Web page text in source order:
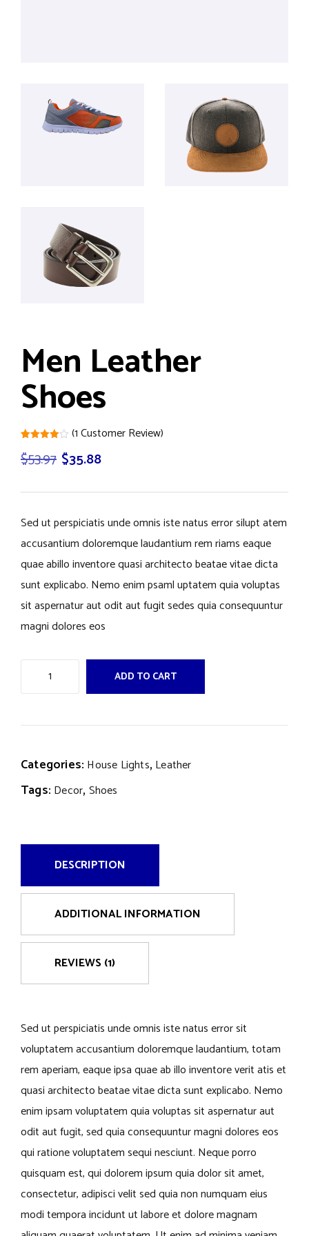
Men Leather
Shoes
4.00out
of 5
customer
(1Customer Review)
$53.97 $35.88
Sed ut perspiciatis unde omnis iste natus error silupt atem
accusantium doloremque laudantium rem riams eaque
quae abillo inventore quasi architecto beatae vitae dicta
sunt explicabo. Nemo enim psaml uptatem quia voluptas
sit aspernatur aut odit aut fugit sedes quia consequuntur
magni dolores eos
ADD TO CART
Categories: House Lights, Leather
Tags: Decor, Shoes
DESCRIPTION
ADDITIONAL INFORMATION
REVIEWS (1)
Sed ut perspiciatis unde omnis iste natus error sit
voluptatem accusantium doloremque laudantium, totam
rem aperiam, eaque ipsa quae ab illo inventore verit atis et
quasi architecto beatae vitae dicta sunt explicabo. Nemo
enim ipsam voluptatem quia voluptas sit aspernatur aut
odit aut fugit, sed quia consequuntur magni dolores eos
qui ratione voluptatem sequi nesciunt. Neque porro
quisquam est, qui dolorem ipsum quia dolor sit amet,
consectetur, adipisci velit sed quia non numquam eius
modi tempora incidunt ut labore et dolore magnam